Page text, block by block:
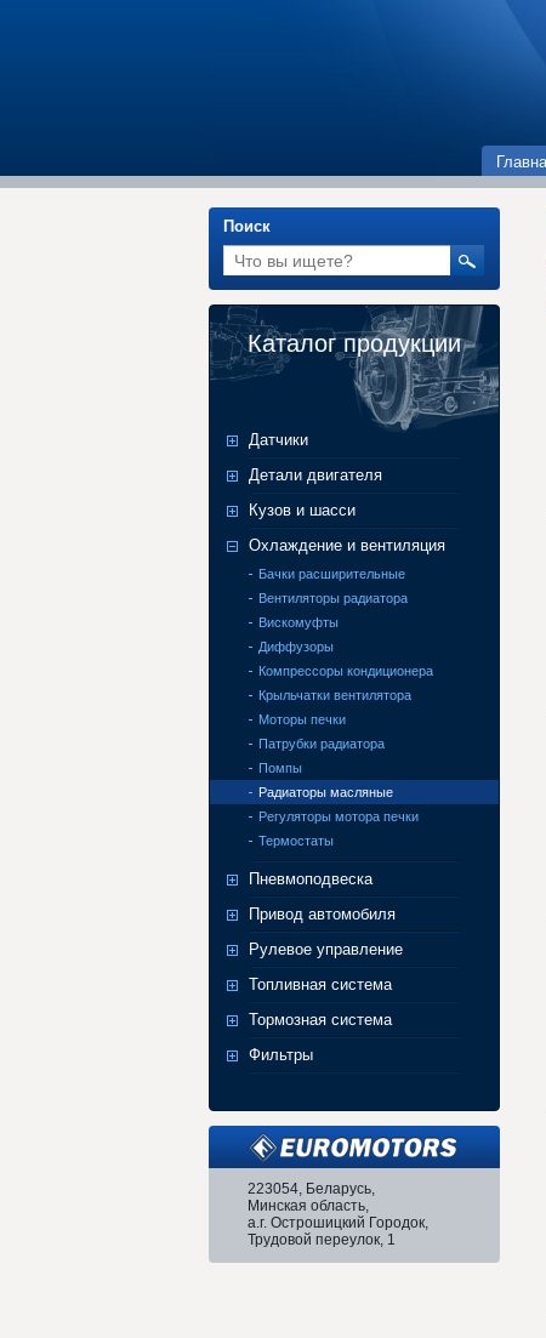
Поиск
Каталог продукции
Датчики
Детали двигателя
Кузов и шасси
Охлаждение и вентиляция
Бачки расширительные
Вентиляторы радиатора
Вискомуфты
Диффузоры
Компрессоры кондиционера
Крыльчатки вентилятора
Моторы печки
Патрубки радиатора
Помпы
Радиаторы масляные
Регуляторы мотора печки
Термостаты
Пневмоподвеска
Привод автомобиля
Рулевое управление
Топливная система
Тормозная система
Фильтры
223054, Беларусь,
Минская область,
а.г. Острошицкий Городок,
Трудовой переулок, 1